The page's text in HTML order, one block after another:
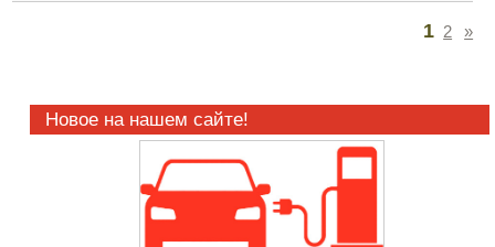
1 2 »
Новое на нашем сайте!